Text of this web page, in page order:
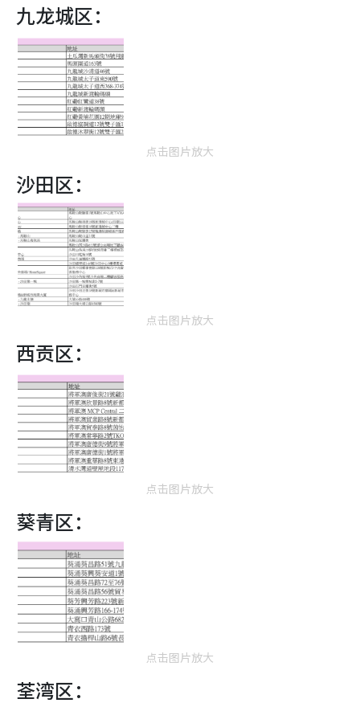
九龙城区：
点击图片放大
沙田区：
点击图片放大
西贡区：
点击图片放大
葵青区：
点击图片放大
荃湾区：